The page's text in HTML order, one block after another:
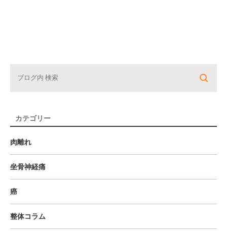
カテゴリー
肉離れ
坐骨神経痛
癌
整体コラム